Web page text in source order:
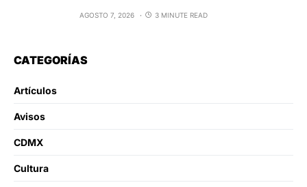
AGOSTO 7, 2026 3 MINUTE READ
CATEGORÍAS
Artículos
Avisos
CDMX
Cultura